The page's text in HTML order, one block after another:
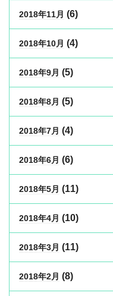
2018年11月 (6)
2018年10月 (4)
2018年9月 (5)
2018年8月 (5)
2018年7月 (4)
2018年6月 (6)
2018年5月 (11)
2018年4月 (10)
2018年3月 (11)
2018年2月 (8)